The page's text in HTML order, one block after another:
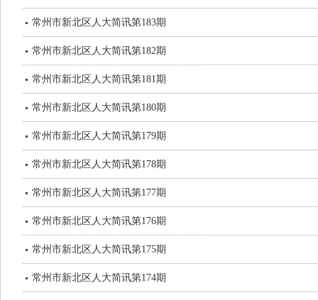
常州市新北区人大简讯第183期
常州市新北区人大简讯第182期
常州市新北区人大简讯第181期
常州市新北区人大简讯第180期
常州市新北区人大简讯第179期
常州市新北区人大简讯第178期
常州市新北区人大简讯第177期
常州市新北区人大简讯第176期
常州市新北区人大简讯第175期
常州市新北区人大简讯第174期